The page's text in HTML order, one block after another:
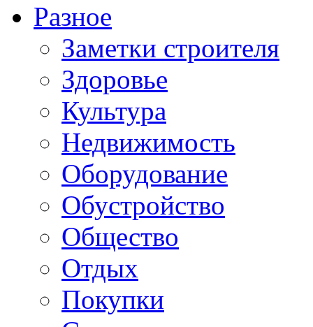
Разное
Заметки строителя
Здоровье
Культура
Недвижимость
Оборудование
Обустройство
Общество
Отдых
Покупки